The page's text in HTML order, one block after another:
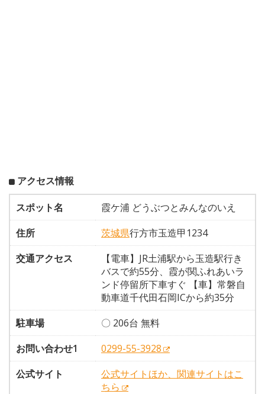
アクセス情報
スポット名
霞ケ浦 どうぶつとみんなのいえ
住所
茨城県行方市玉造甲1234
交通アクセス
【電車】JR土浦駅から玉造駅行き
バスで約55分、霞が関ふれあいラ
ンド停留所下車すぐ 【車】常磐自
動車道千代田石岡ICから約35分
駐車場
〇 206台 無料
お問い合わせ1
0299-55-3928
公式サイト
公式サイトほか、関連サイトはこ
ちら